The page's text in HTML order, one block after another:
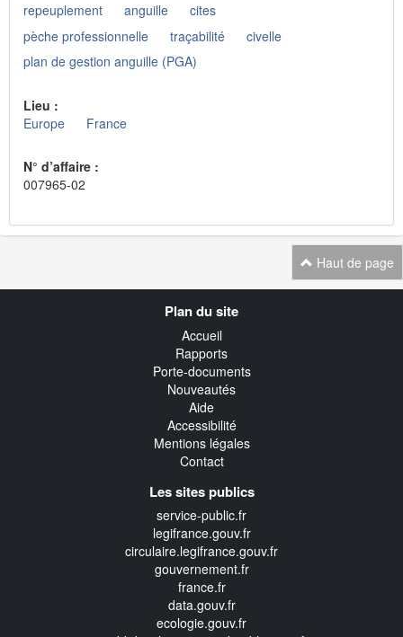
repeuplement
anguille
cites
pèche professionnelle
traçabilité
civelle
plan de gestion anguille (PGA)
Lieu :
Europe
France
N° d’affaire :
007965-02
Haut de page
Plan du site
Accueil
Rapports
Porte-documents
Nouveautés
Aide
Accessibilité
Mentions légales
Contact
Les sites publics
service-public.fr
legifrance.gouv.fr
circulaire.legifrance.gouv.fr
gouvernement.fr
france.fr
data.gouv.fr
ecologie.gouv.fr